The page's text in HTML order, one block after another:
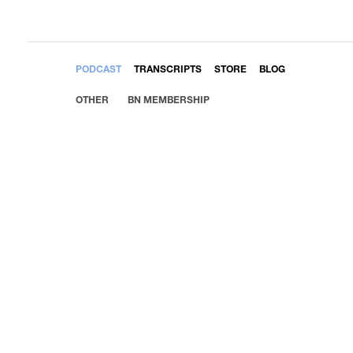
PODCAST TRANSCRIPTS STORE BLOG
OTHER BN MEMBERSHIP